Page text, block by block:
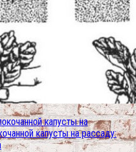
капусты на
капусты на рассаду: